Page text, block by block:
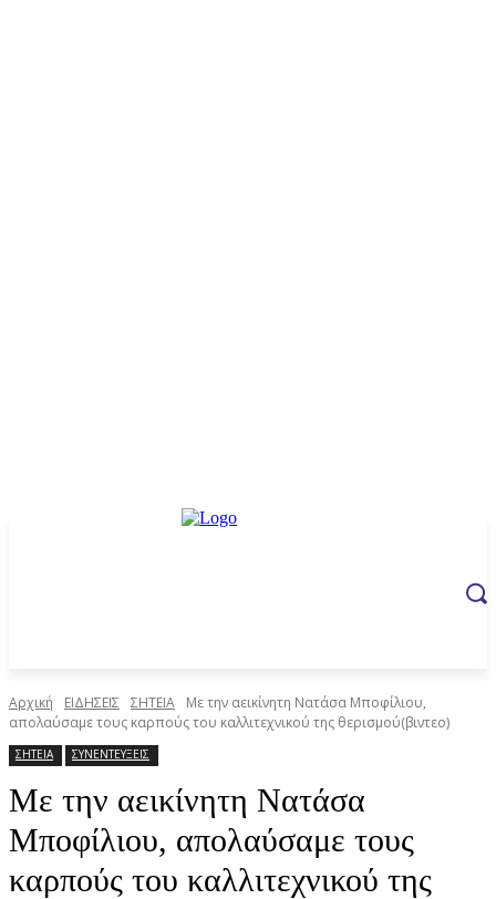
Αρχική ΕΙΔΗΣΕΙΣ ΣΗΤΕΙΑ
Με την αεικίνητη Νατάσα Μποφίλιου,
απολαύσαμε τους καρπούς του καλλιτεχνικού της θερισμού(βιντεο)
ΣΗΤΕΙΑ ΣΥΝΕΝΤΕΥΞΕΙΣ
Με την αεικίνητη Νατάσα
Μποφίλιου, απολαύσαμε τους
καρπούς του καλλιτεχνικού της